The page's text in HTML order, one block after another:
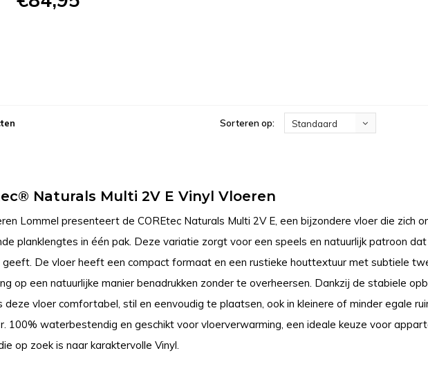
Sorteren op: Standaard
Naturals Multi 2V E Vinyl Vloeren
Lommel presenteert de COREtec Naturals Multi 2V E, een bijzondere vloer die zich
planklengtes in één pak. Deze variatie zorgt voor een speels en natuurlijk patroon
De vloer heeft een compact formaat en een rustieke houttextuur met subtiele
op een natuurlijke manier benadrukken zonder te overheersen. Dankzij de stabiele
deze vloer comfortabel, stil en eenvoudig te plaatsen, ook in kleinere of minder egale
100% waterbestendig en geschikt voor vloerverwarming, een ideale keuze voor
op zoek is naar karaktervolle Vinyl.